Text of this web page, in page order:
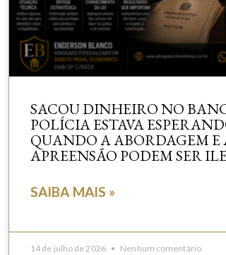
SACOU DINHEIRO NO
POLÍCIA ESTAVA
QUANDO A ABORDAGEM E
APREENSÃO PODEM SER
SAIBA MAIS »
14 de julho de 2026 Nenhum comentário